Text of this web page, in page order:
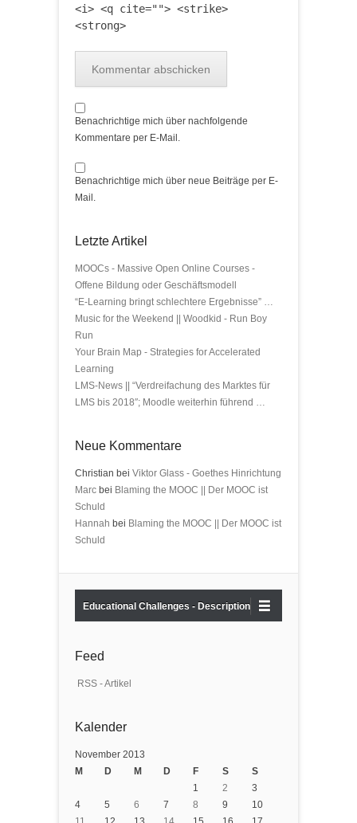
<i> <q cite=""> <strike>
<strong>
Benachrichtige mich über nachfolgende
Kommentare per E-Mail.
Benachrichtige mich über neue Beiträge per E-
Mail.
Letzte Artikel
MOOCs - Massive Open Online Courses -
Offene Bildung oder Geschäftsmodell
“E-Learning bringt schlechtere Ergebnisse” …
Music for the Weekend || Woodkid - Run Boy
Run
Your Brain Map - Strategies for Accelerated
Learning
LMS-News || “Verdreifachung des Marktes für
LMS bis 2018″; Moodle weiterhin führend …
Neue Kommentare
Christian bei Viktor Glass - Goethes Hinrichtung
Marc bei Blaming the MOOC || Der MOOC ist
Schuld
Hannah bei Blaming the MOOC || Der MOOC ist
Schuld
Educational Challenges - Description
Feed
RSS - Artikel
Kalender
November 2013
M
D M D F S
S
1
2
3
4
5 6 7 8 9
10